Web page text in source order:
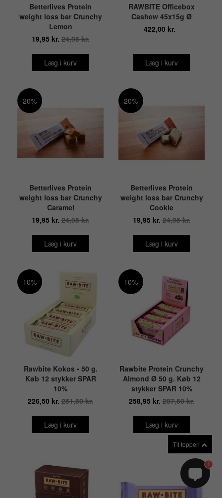
Betterlives Protein
weight loss bar Crunchy
Lemon
19,95 kr. 24,95 kr.
Læg i kurv
RAWBITE Officebox
Cashew 45x15g Ø
422,00 kr.
Læg i kurv
20%
Betterlives Protein
weight loss bar Crunchy
Caramel
19,95 kr. 24,95 kr.
Læg i kurv
20%
Betterlives Protein
weight loss bar Crunchy
Cookie
19,95 kr. 24,95 kr.
Læg i kurv
10%
Rawbite Kokos • 50 g.
Køb 12 stykker SPAR
10%
226,50 kr. 251,50 kr.
Læg i kurv
10%
Rawbite Protein Crunchy
Almond Ø 50 g. Køb 12
stykker SPAR 10%
258,95 kr. 287,50 kr.
Læg i kurv
Til toppen
1